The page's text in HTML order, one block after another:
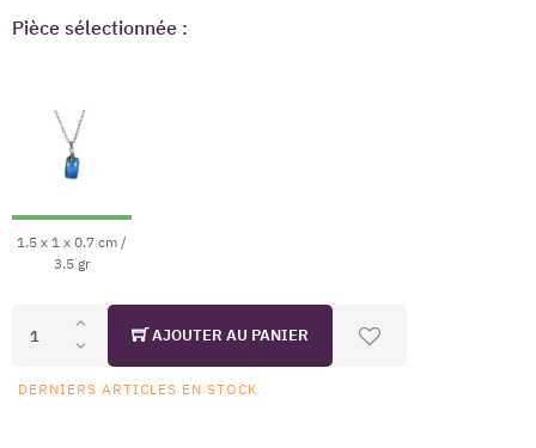
Pièce sélectionnée :
1.5 x 1 x 0.7 cm /
3.5 gr
AJOUTER AU PANIER
DERNIERS ARTICLES EN STOCK